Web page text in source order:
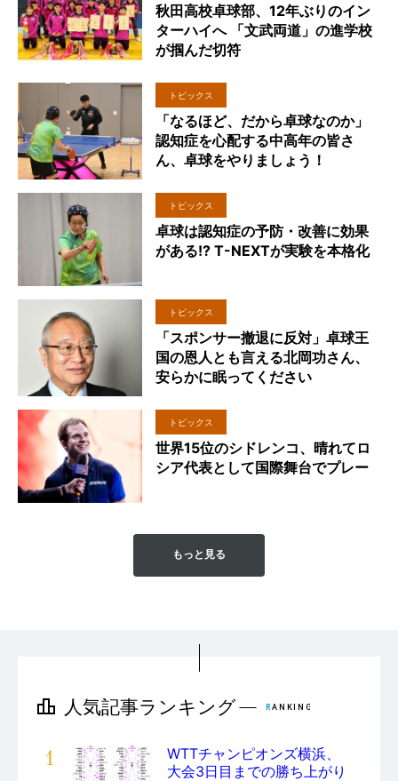
秋田高校卓球部、12年ぶりのイン
ターハイへ 「文武両道」の進学校
が掴んだ切符
トピックス
「なるほど、だから卓球なのか」
認知症を心配する中高年の皆さ
ん、卓球をやりましょう！
トピックス
卓球は認知症の予防・改善に効果
がある!? T-NEXTが実験を本格化
トピックス
「スポンサー撤退に反対」卓球王
国の恩人とも言える北岡功さん、
安らかに眠ってください
トピックス
世界15位のシドレンコ、晴れてロ
シア代表として国際舞台でプレー
もっと見る
1
WTTチャンピオンズ横浜、
大会3日目までの勝ち上がり